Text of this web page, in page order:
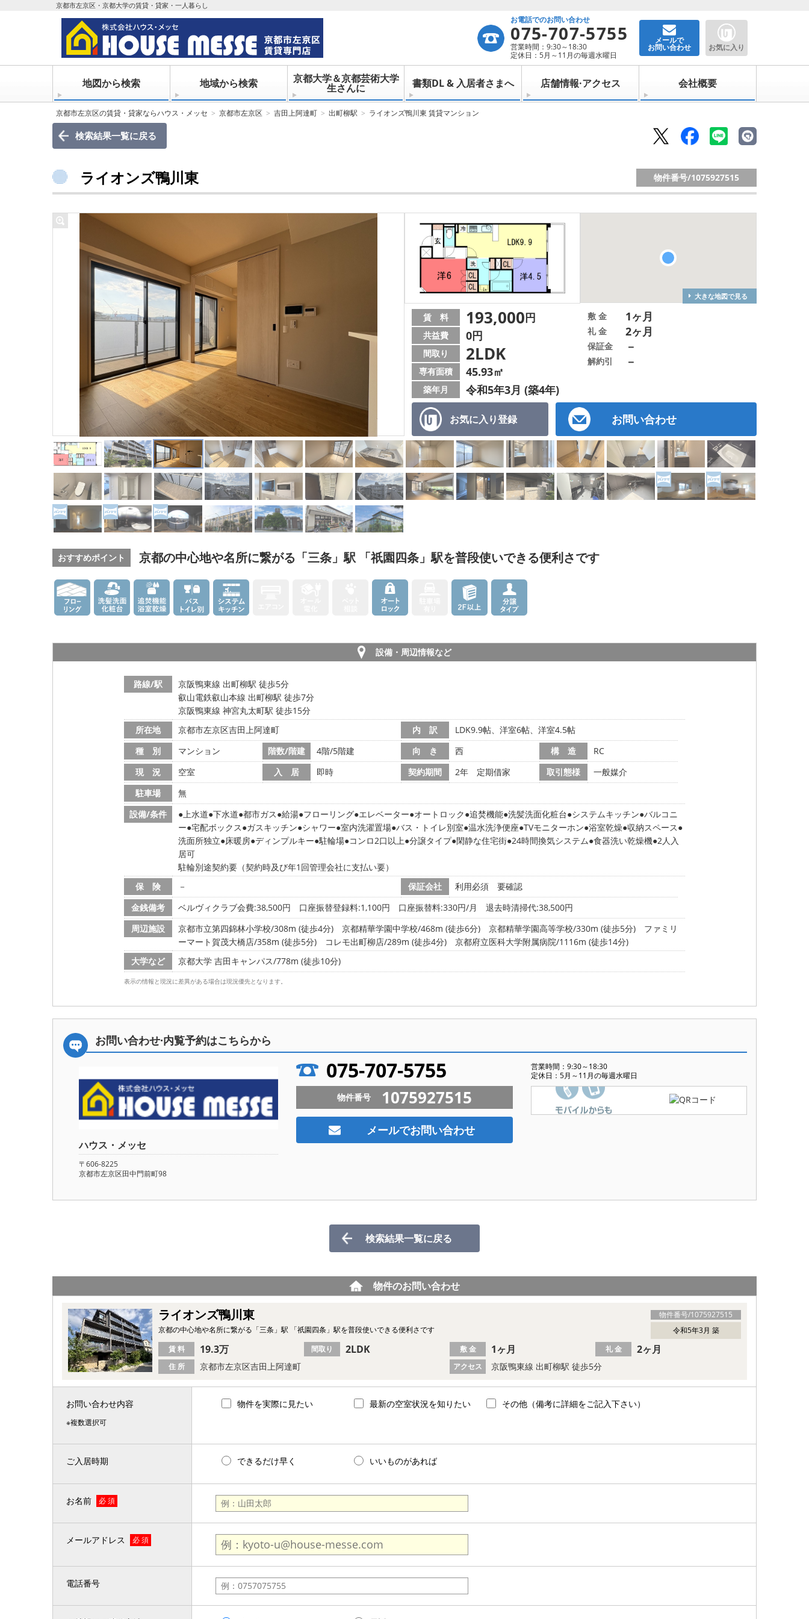
京都市左京区・京都大学の賃貸・貸家・一人暮らし
お電話でのお問い合わせ
075-707-5755
営業時間：9:30～18:30
定休日：5月～11月の毎週水曜日
メールで
お問い合わせ お気に入り
地図から検索 地域から検索 京都大学＆京都芸術大学
生さんに 書類DL & 入居者さまへ 店舗情報·アクセス 会社概要
京都市左京区の賃貸・貸家ならハウス・メッセ 京都市左京区 吉田上阿達町 出町柳駅 ライオンズ鴨川東 賃貸マンション
検索結果一覧に戻る
ライオンズ鴨川東 物件番号/1075927515
大きな地図で見る
お気に入り登録 お問い合わせ
賃 料 193,000円
共益費 0円
間取り 2LDK
専有面積 45.93㎡
築年月 令和5年3月 (築4年)
敷 金 1ヶ月
礼 金 2ヶ月
保証金 －
解約引 －
おすすめポイント 京都の中心地や名所に繋がる「三条」駅 「祇園四条」駅を普段使いできる便利さです
設備・周辺情報など
路線/駅
京阪鴨東線 出町柳駅 徒歩5分
叡山電鉄叡山本線 出町柳駅 徒歩7分
京阪鴨東線 神宮丸太町駅 徒歩15分
所在地
京都市左京区吉田上阿達町 内 訳
LDK9.9帖、洋室6帖、洋室4.5帖
種 別
マンション 階数/階建 4階/5階建 向 き 西 構 造
RC
現 況
空室 入 居 即時 契約期間 2年 定期借家 取引態様
一般媒介
駐車場
無
設備/条件
上水道 下水道 都市ガス 給湯 フローリング エレベーター オートロック 追焚機能 洗髪洗面化粧台 システムキッチン バルコニ
ー 宅配ボックス ガスキッチン シャワー 室内洗濯置場 バス・トイレ別室 温水洗浄便座 TVモニターホン 浴室乾燥 収納スペース
洗面所独立 床暖房 ディンプルキー 駐輪場 コンロ2口以上 分譲タイプ 閑静な住宅街 24時間換気システム 食器洗い乾燥機 2人入
居可
駐輪別途契約要（契約時及び年1回管理会社に支払い要）
保 険
－ 保証会社
利用必須 要確認
金銭備考
ベルヴィクラブ会費:38,500円 口座振替登録料:1,100円 口座振替料:330円/月 退去時清掃代:38,500円
周辺施設
京都市立第四錦林小学校/308m (徒歩4分) 京都精華学園中学校/468m (徒歩6分) 京都精華学園高等学校/330m (徒歩5分)
ファミリ
ーマート賀茂大橋店/358m (徒歩5分)
コレモ出町柳店/289m (徒歩4分)
京都府立医科大学附属病院/1116m (徒歩14分)
大学など
京都大学 吉田キャンパス/778m (徒歩10分)
表示の情報と現況に差異がある場合は現況優先となります。
お問い合わせ·内覧予約はこちらから
ハウス・メッセ
〒606-8225
京都市左京区田中門前町98
075-707-5755
営業時間：9:30～18:30
定休日：5月～11月の毎週水曜日
物件番号 1075927515
メールでお問い合わせ
検索結果一覧に戻る
物件のお問い合わせ
物件番号/1075927515
ライオンズ鴨川東
令和5年3月 築
京都の中心地や名所に繋がる「三条」駅 「祇園四条」駅を普段使いできる便利さです
住 所 京都市左京区吉田上阿達町 アクセス 京阪鴨東線 出町柳駅 徒歩5分
賃 料 19.3万 間取り 2LDK 敷 金 1ヶ月 礼 金 2ヶ月
お問い合わせ内容
※複数選択可
物件を実際に見たい 最新の空室状況を知りたい その他（備考に詳細をご記入下さい）
ご入居時期 できるだけ早く いいものがあれば
お名前 必 須
メールアドレス 必 須
電話番号